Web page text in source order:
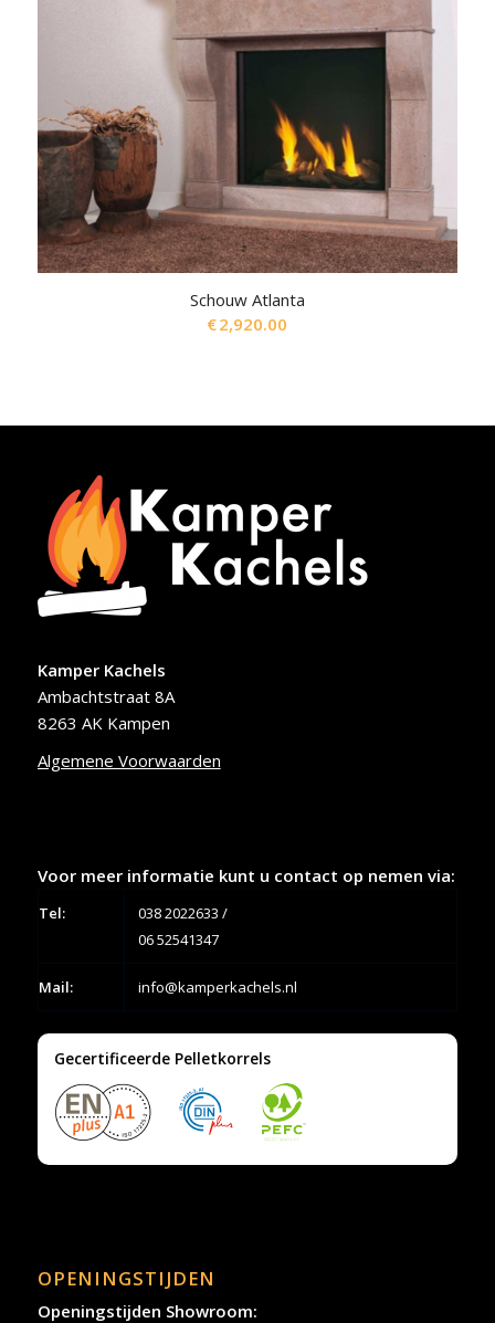
Schouw Atlanta
€2,920.00
Kamper Kachels
Ambachtstraat 8A
8263 AK Kampen
Algemene Voorwaarden
Voor meer informatie kunt u contact op nemen via:
Tel: 038 2022633 /
06 52541347
Mail: info@kamperkachels.nl
Gecertificeerde Pelletkorrels
OPENINGSTIJDEN
Openingstijden Showroom: